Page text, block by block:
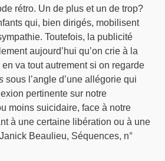
rétro. Un de plus et un de trop?
qui, bien dirigés, mobilisent
Toutefois, la publicité
aujourd’hui qu’on crie à la
va tout autrement si on regarde
sous l’angle d’une allégorie qui
pertinente sur notre
moins suicidaire, face à notre
à une certaine libération ou à une
Beaulieu, Séquences, n°